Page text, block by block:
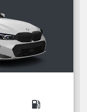
local_gas_station